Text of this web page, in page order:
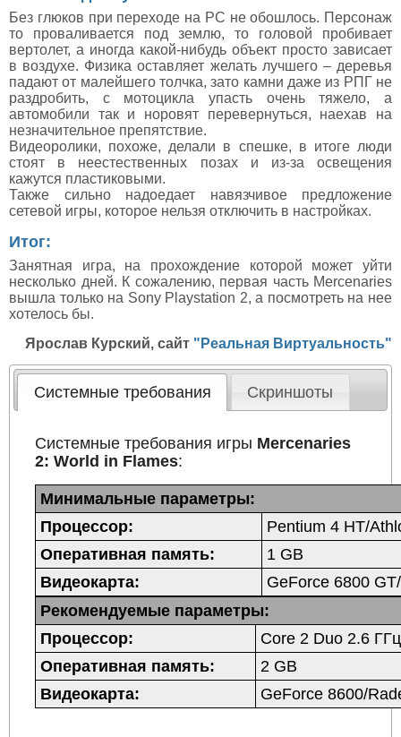
Без глюков при переходе на PC не обошлось. Персонаж
то проваливается под землю, то головой пробивает
вертолет, а иногда какой-нибудь объект просто зависает
в воздухе. Физика оставляет желать лучшего – деревья
падают от малейшего толчка, зато камни даже из РПГ не
раздробить, с мотоцикла упасть очень тяжело, а
автомобили так и норовят перевернуться, наехав на
незначительное препятствие.
Видеоролики, похоже, делали в спешке, в итоге люди
стоят в неестественных позах и из-за освещения
кажутся пластиковыми.
Также сильно надоедает навязчивое предложение
сетевой игры, которое нельзя отключить в настройках.
Итог:
Занятная игра, на прохождение которой может уйти
несколько дней. К сожалению, первая часть Mercenaries
вышла только на Sony Playstation 2, а посмотреть на нее
хотелось бы.
Ярослав Курский, сайт "Реальная Виртуальность"
Системные требования Скриншоты
Системные требования игры Mercenaries
2: World in Flames:
Минимальные параметры:
Процессор:
Pentium 4 HT/
Оперативная память:
1 GB
Видеокарта:
GeForce 6800
Рекомендуемые параметры:
Процессор:
Core 2 Duo 2.6
Оперативная память:
2 GB
Видеокарта:
GeForce 8600/